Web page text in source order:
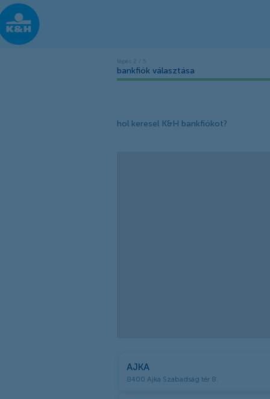
bankfiók választása
hol keresel K&H bankfiókot?
AJKA
8400 Ajka Szabadság tér 8.